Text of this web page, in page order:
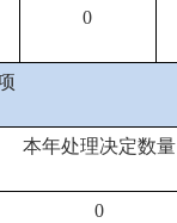
0
本年处理决定数量
0